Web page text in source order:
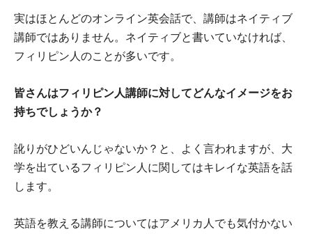
実はほとんどのオンライン英会話で、講師はネイティブ
講師ではありません。ネイティブと書いていなければ、
フィリピン人のことが多いです。
皆さんはフィリピン人講師に対してどんなイメージをお
持ちでしょうか？
訛りがひどいんじゃないか？と、よく言われますが、大
学を出ているフィリピン人に関してはキレイな英語を話
します。
英語を教える講師についてはアメリカ人でも気付かない